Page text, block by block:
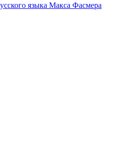
языка Макса Фасмера